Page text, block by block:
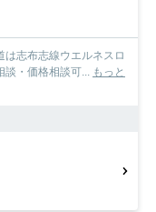
志布志線ウエルネスロ
談・価格相談可... もっと